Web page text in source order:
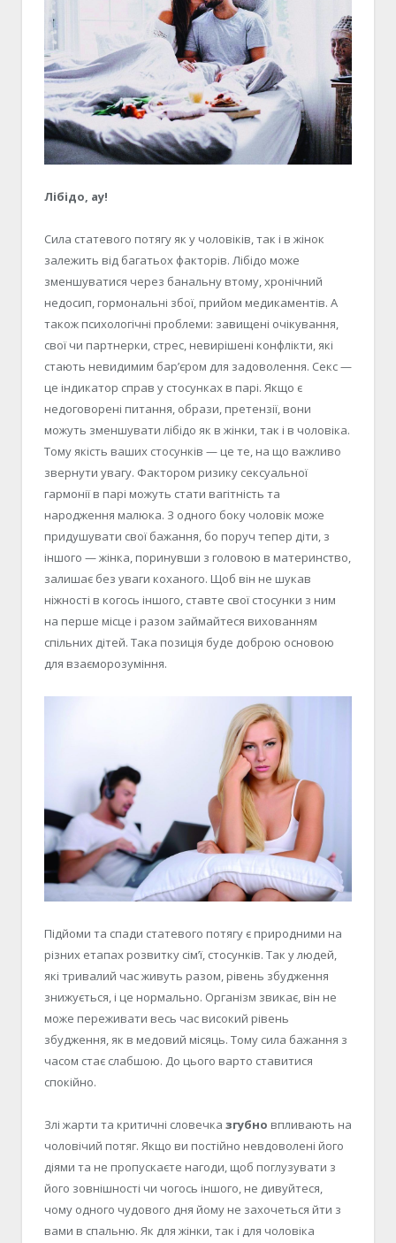
Лібідо, ау!
Сила статевого потягу як у чоловіків, так і в жінок
залежить від багатьох факторів. Лібідо може
зменшуватися через банальну втому, хронічний
недосип, гормональні збої, прийом медикаментів. А
також психологічні проблеми: завищені очікування,
свої чи партнерки, стрес, невирішені конфлікти, які
стають невидимим бар’єром для задоволення. Секс —
це індикатор справ у стосунках в парі. Якщо є
недоговорені питання, образи, претензії, вони
можуть зменшувати лібідо як в жінки, так і в чоловіка.
Тому якість ваших стосунків — це те, на що важливо
звернути увагу. Фактором ризику сексуальної
гармонії в парі можуть стати вагітність та
народження малюка. З одного боку чоловік може
придушувати свої бажання, бо поруч тепер діти, з
іншого — жінка, поринувши з головою в материнство,
залишає без уваги коханого. Щоб він не шукав
ніжності в когось іншого, ставте свої стосунки з ним
на перше місце і разом займайтеся вихованням
спільних дітей. Така позиція буде доброю основою
для взаєморозуміння.
Підйоми та спади статевого потягу є природними на
різних етапах розвитку сім’ї, стосунків. Так у людей,
які тривалий час живуть разом, рівень збудження
знижується, і це нормально. Організм звикає, він не
може переживати весь час високий рівень
збудження, як в медовий місяць. Тому сила бажання з
часом стає слабшою. До цього варто ставитися
спокійно.
Злі жарти та критичні словечка згубно впливають на
чоловічий потяг. Якщо ви постійно невдоволені його
діями та не пропускаєте нагоди, щоб поглузувати з
його зовнішності чи чогось іншого, не дивуйтеся,
чому одного чудового дня йому не захочеться йти з
вами в спальню. Як для жінки, так і для чоловіка